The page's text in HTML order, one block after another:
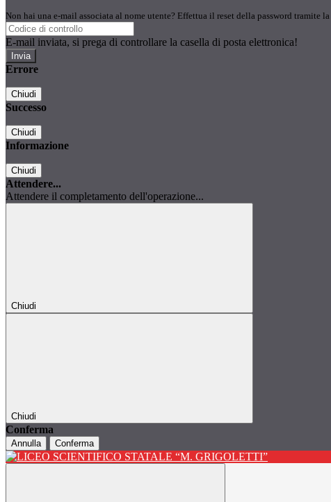
Non hai una e-mail associata al nome utente? Effettua il reset della password tramite la
E-mail inviata, si prega di controllare la casella di posta elettronica!
Errore
Chiudi
Successo
Chiudi
Informazione
Chiudi
Attendere...
Attendere il completamento dell'operazione...
Chiudi
Chiudi
Conferma
Annulla Conferma